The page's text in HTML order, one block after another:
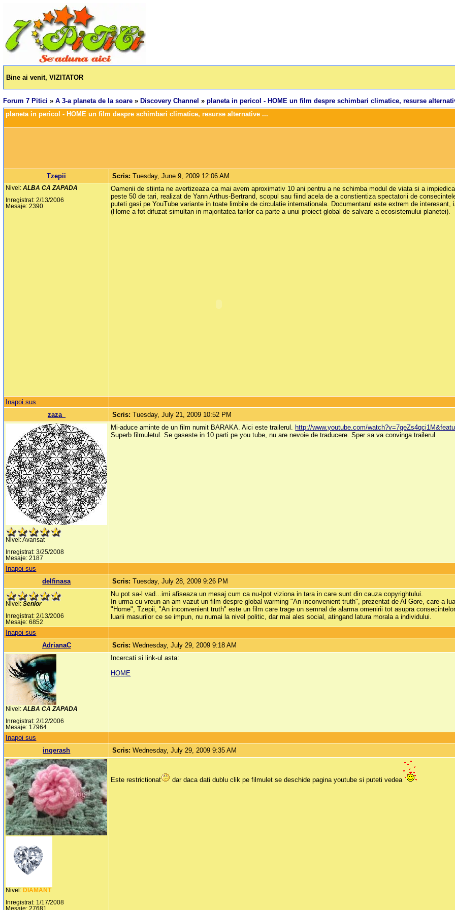
Bine ai venit, VIZITATOR
Forum 7 Pitici »A 3-a planeta de la soare » Discovery Channel »planeta in pericol - HOME un film despre schimbari climatice, resurse
planeta in pericol - HOME un film despre schimbari climatice, resurse alternative ...
Tzepii Scris:Tuesday, June 9, 2009 12:06 AM
Nivel:ALBA CA ZAPADA
Inregistrat: 2/13/2006
Mesaje: 2390
Oamenii de stiinta ne avertizeaza ca mai avem aproximativ 10 ani pentru a ne schimba modul de viata si a
peste 50 de tari, realizat de Yann Arthus-Bertrand, scopul sau fiind acela de a constientiza spectatorii de
puteti gasi pe YouTube variante in toate limbile de circulatie internationala. Documentarul este extrem de
(Home a fot difuzat simultan in majoritatea tarilor ca parte a unui proiect global de salvare a ecosistemului planetei).
Inapoi sus
zaza_
Scris:Tuesday, July 21, 2009 10:52 PM
Nivel: Avansat
Inregistrat: 3/25/2008
Mesaje: 2187
Mi-aduce aminte de un film numit BARAKA. Aici este trailerul. http://www.youtube.com/
Superb filmuletul. Se gaseste in 10 parti pe you tube, nu are nevoie de traducere. Sper sa va convinga trailerul
Inapoi sus
delfinasa
Scris:Tuesday, July 28, 2009 9:26 PM
Nivel:Senior
Inregistrat: 2/13/2006
Mesaje: 6852
Nu pot sa-l vad...imi afiseaza un mesaj cum ca nu-lpot viziona in tara in care sunt din cauza copyrightului.
In urma cu vreun an am vazut un film despre global warming "An inconvenient truth", prezentat de Al Gore, care-a
"Home", Tzepii, "An inconvenient truth" este un film care trage un semnal de alarma omenirii tot asupra
luarii masurilor ce se impun, nu numai la nivel politic, dar mai ales social, atingand latura morala a individului.
Inapoi sus
AdrianaC
Scris:Wednesday, July 29, 2009 9:18 AM
Nivel:ALBA CA ZAPADA
Inregistrat: 2/12/2006
Mesaje: 17964
Incercati si link-ul asta:
HOME
Inapoi sus
ingerash
Scris:Wednesday, July 29, 2009 9:35 AM
Nivel: DIAMANT
Inregistrat: 1/17/2008
Mesaje: 27681
Este restrictionat dar daca dati dublu clik pe filmulet se deschide pagina youtube si puteti vedea